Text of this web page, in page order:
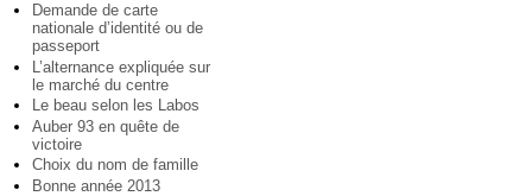
Demande de carte
nationale d’identité ou de
passeport
L’alternance expliquée sur
le marché du centre
Le beau selon les Labos
Auber 93 en quête de
victoire
Choix du nom de famille
Bonne année 2013